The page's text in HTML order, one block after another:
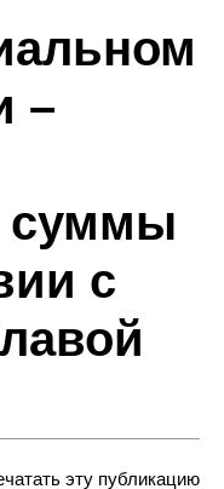
–
суммы
с
эту публикацию